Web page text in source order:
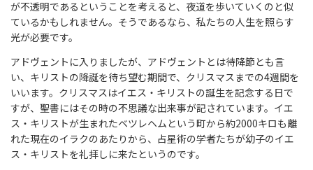
が不透明であるということを考えると、夜道を歩いていくのと似
ているかもしれません。そうであるなら、私たちの人生を照らす
光が必要です。
アドヴェントに入りましたが、アドヴェントとは待降節とも言
い、キリストの降誕を待ち望む期間で、クリスマスまでの4週間を
いいます。クリスマスはイエス・キリストの誕生を記念する日で
すが、聖書にはその時の不思議な出来事が記されています。イエ
ス・キリストが生まれたベツレヘムという町から約2000キロも離
れた現在のイラクのあたりから、占星術の学者たちが幼子のイエ
ス・キリストを礼拝しに来たというのです。